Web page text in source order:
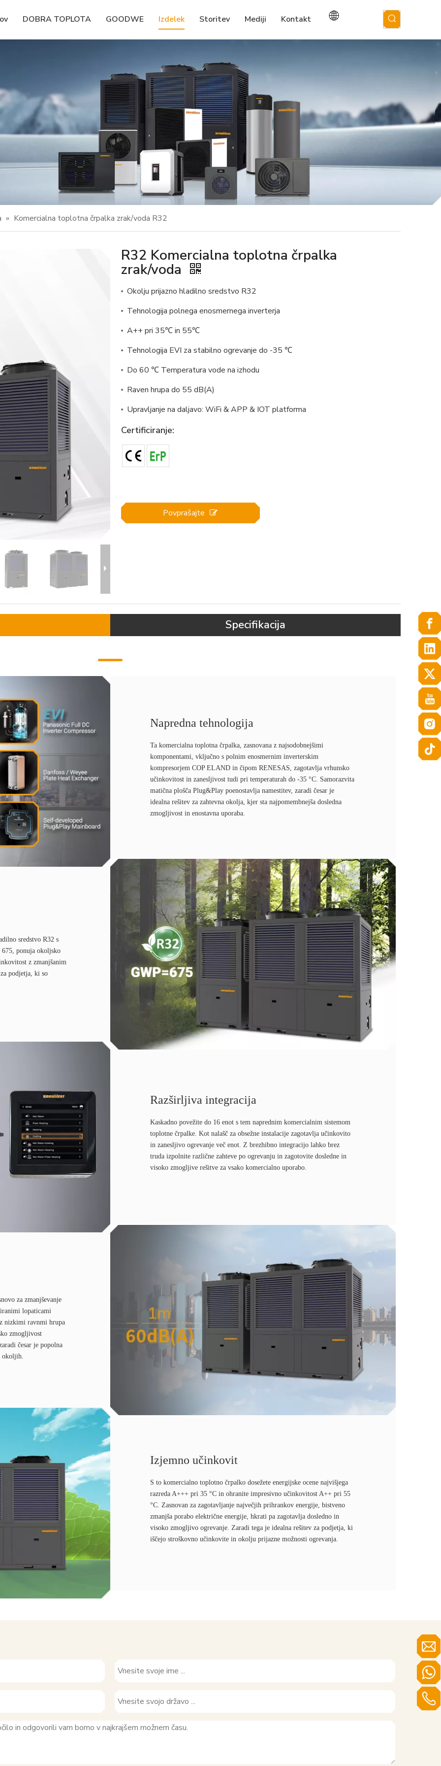
DOBRA TOPLOTA GOODWE Izdelek Storitev Mediji Kontakt
» Komercialna toplotna črpalka zrak/voda R32
R32 Komercialna toplotna črpalka
zrak/voda
Okolju prijazno hladilno sredstvo R32
Tehnologija polnega enosmernega inverterja
A++ pri 35℃ in 55℃
Tehnologija EVI za stabilno ogrevanje do -35 ℃
Do 60 ℃ Temperatura vode na izhodu
Raven hrupa do 55 dB(A)
Upravljanje na daljavo: WiFi & APP & IOT platforma
Certificiranje:
Povprašajte
Specifikacija
Napredna tehnologija
Ta komercialna toplotna črpalka, zasnovana z najsodobnejšimi
komponentami, vključno s polnim enosmernim inverterskim
kompresorjem COP ELAND in čipom RENESAS, zagotavlja vrhunsko
učinkovitost in zanesljivost tudi pri temperaturah do -35 °C. Samorazvita
matična plošča Plug&Play poenostavlja namestitev, zaradi česar je
idealna rešitev za zahtevna okolja, kjer sta najpomembnejša dosledna
zmogljivost in enostavna uporaba.
sredstvo R32 s
675, ponuja okoljsko
z zmanjšanim
podjetja, ki so
Razširljiva integracija
Kaskadno povežite do 16 enot s tem naprednim komercialnim sistemom
toplotne črpalke. Kot nalašč za obsežne instalacije zagotavlja učinkovito
in zanesljivo ogrevanje več enot. Z brezhibno integracijo lahko brez
truda izpolnite različne zahteve po ogrevanju in zagotovite dosledne in
visoko zmogljive rešitve za vsako komercialno uporabo.
za zmanjševanje
lopaticami
nizkimi ravnmi hrupa
zmogljivost
česar je popolna
okoljih.
Izjemno učinkovit
S to komercialno toplotno črpalko dosežete energijske ocene najvišjega
razreda A+++ pri 35 °C in ohranite impresivno učinkovitost A++ pri 55
°C. Zasnovan za zagotavljanje največjih prihrankov energije, bistveno
zmanjša porabo električne energije, hkrati pa zagotavlja dosledno in
visoko zmogljivo ogrevanje. Zaradi tega je idealna rešitev za podjetja, ki
iščejo stroškovno učinkovite in okolju prijazne možnosti ogrevanja.